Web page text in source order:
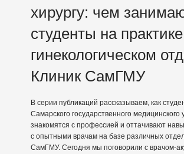
хирургу: чем
студенты на
гинекологическом
Клиник СамГМУ
В серии публикаций рассказываем, как
Самарского государственного медицинского
знакомятся с профессией и оттачивают
с опытными врачам на базе различных
СамГМУ. Сегодня мы поговорили с врачом-